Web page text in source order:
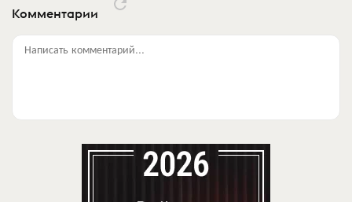
Комментарии
Написать комментарий...